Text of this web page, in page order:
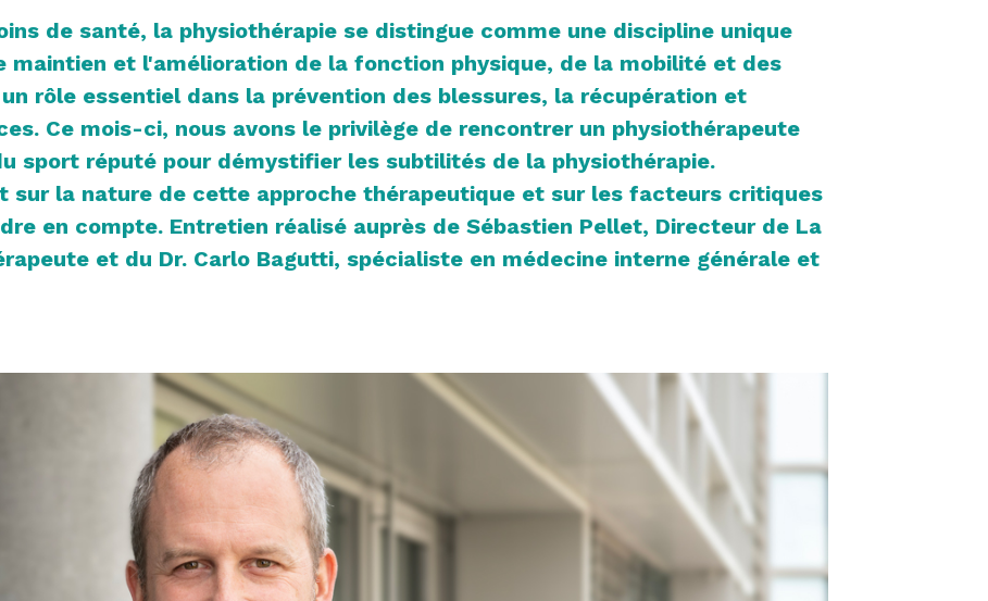
de santé, la physiothérapie se distingue comme une discipline unique
maintien et l'amélioration de la fonction physique, de la mobilité et des
rôle essentiel dans la prévention des blessures, la récupération et
Ce mois-ci, nous avons le privilège de rencontrer un physiothérapeute
sport réputé pour démystifier les subtilités de la physiothérapie.
sur la nature de cette approche thérapeutique et sur les facteurs critiques
en compte. Entretien réalisé auprès de Sébastien Pellet, Directeur de La
et du Dr. Carlo Bagutti, spécialiste en médecine interne générale et